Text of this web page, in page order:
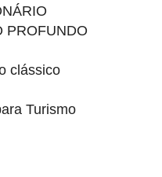
PROFUNDO
clássico
Turismo